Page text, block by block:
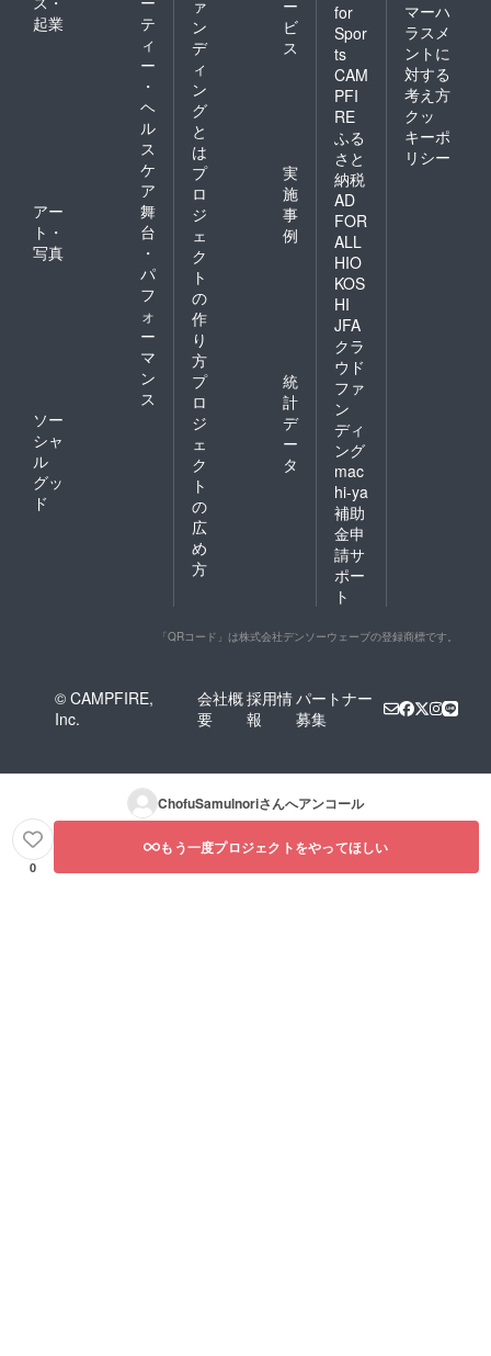
起業
テ
ィ
ー
・
ヘ
ル
ス
ケ
ア
アー
ト・
写真
舞
台
・
パ
フ
ォ
ー
マ
ン
ス
ソー
シャ
ル
グッ
ド
ァ
ン
デ
ィ
ン
グ
と
は
ー
ビ
ス
プ
ロ
ジ
ェ
ク
ト
の
作
り
方
実
施
事
例
プ
ロ
ジ
ェ
ク
ト
の
広
め
方
統
計
デ
ー
タ
for
Spor
ts
CAM
PFI
RE
ふる
さと
納税
AD
FOR
ALL
HIO
KOS
HI
JFA
クラ
ウド
ファ
ン
ディ
ング
mac
hi-ya
補助
金申
請サ
ポー
ト
マーハ
ラスメ
ントに
対する
考え方
クッ
キーポ
リシー
「QRコード」は株式会社デンソーウェーブの登録商標です。
© CAMPFIRE,
Inc.
会社概
要
採用情
報
パートナー
募集
ChofuSamulnoriさんへアンコール
0
もう一度プロジェクトをやってほしい